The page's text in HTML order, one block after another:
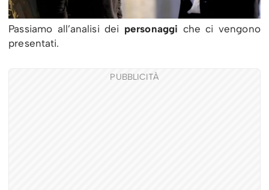
Passiamo all’analisi dei personaggi che ci vengono
presentati.
PUBBLICITÀ